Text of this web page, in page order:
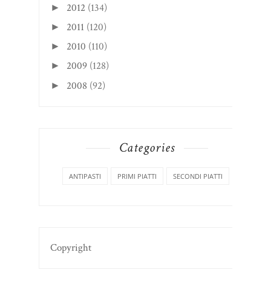
► 2012 (134)
► 2011 (120)
► 2010 (110)
► 2009 (128)
► 2008 (92)
Categories
ANTIPASTI PRIMI PIATTI SECONDI PIATTI
Copyright